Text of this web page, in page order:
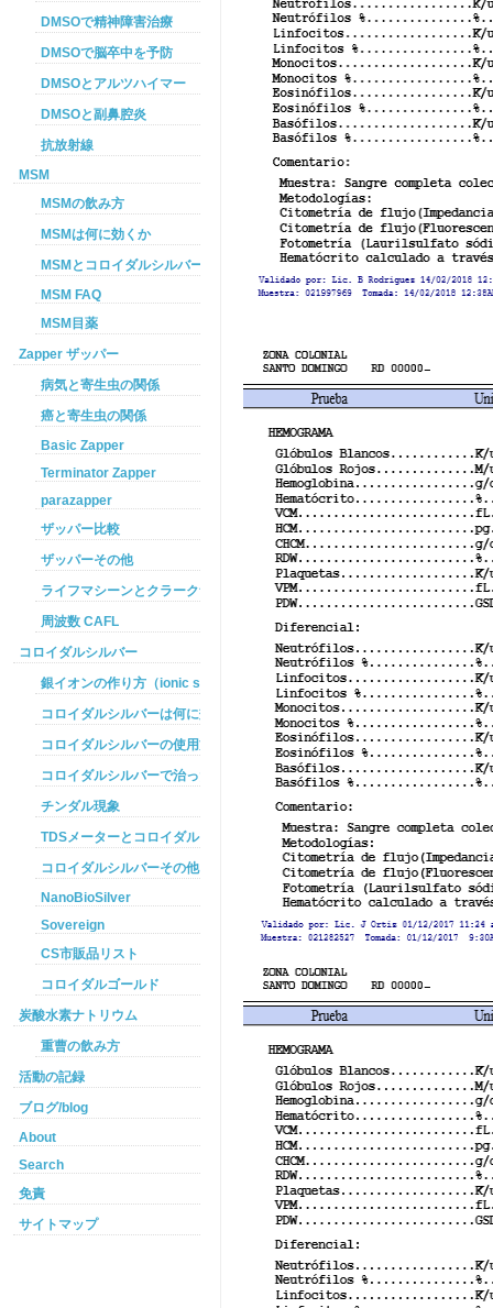
DMSOで精神障害治療
DMSOで脳卒中を予防
DMSOとアルツハイマー
DMSOと副鼻腔炎
抗放射線
MSM
MSMの飲み方
MSMは何に効くか
MSMとコロイダルシルバーを使った癌プロトコル
MSM FAQ
MSM目薬
Zapper ザッパー
病気と寄生虫の関係
癌と寄生虫の関係
Basic Zapper
Terminator Zapper
parazapper
ザッパー比較
ザッパーその他
ライフマシーンとクラークザッパーの違い
周波数 CAFL
コロイダルシルバー
銀イオンの作り方（ionic silver ）
コロイダルシルバーは何に効くのか
コロイダルシルバーの使用方法
コロイダルシルバーで治った例
チンダル現象
TDSメーターとコロイダルシルバー
コロイダルシルバーその他
NanoBioSilver
Sovereign
CS市販品リスト
コロイダルゴールド
炭酸水素ナトリウム
重曹の飲み方
活動の記録
ブログ/blog
About
Search
免責
サイトマップ